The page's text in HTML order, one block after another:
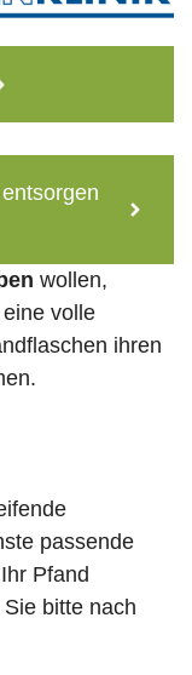
wollen,
volle
ihren
passende
Pfand
bitte nach